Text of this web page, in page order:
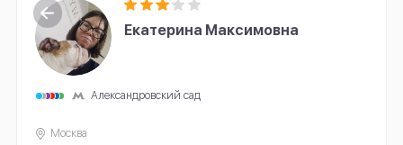
Екатерина Максимовна
Москва
Александровский сад
Уход за животными: Виктория
Уход за животными: Руслан
Уход за животными: Нина Юрьевна